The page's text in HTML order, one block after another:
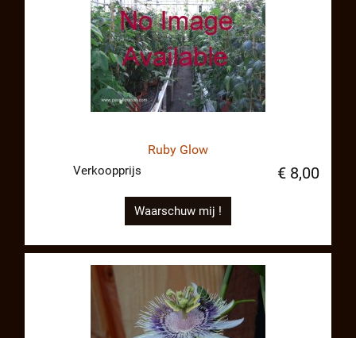
Ruby Glow
Verkoopprijs € 8,00
Waarschuw mij !